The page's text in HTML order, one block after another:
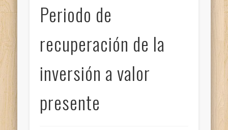
Periodo de
recuperación de la
inversión a valor
presente